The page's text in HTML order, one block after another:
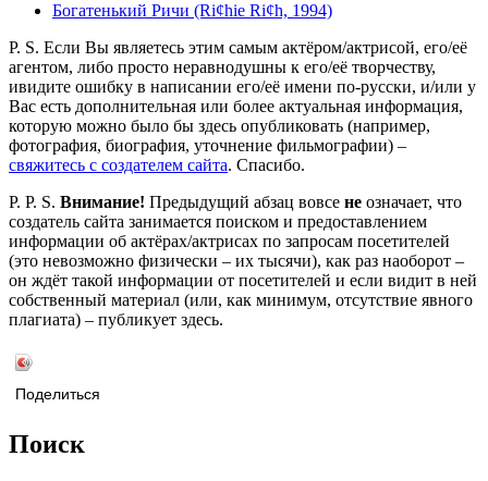
Богатенький Ричи (Ri¢hie Ri¢h, 1994)
P. S. Если Вы являетесь этим самым актёром/актрисой, его/её
агентом, либо просто неравнодушны к его/её творчеству,
ивидите ошибку в написании его/её имени по-русски, и/или у
Вас есть дополнительная или более актуальная информация,
которую можно было бы здесь опубликовать (например,
фотография, биография, уточнение фильмографии) –
свяжитесь с создателем сайта. Спасибо.
P. P. S. Внимание! Предыдущий абзац вовсе не означает, что
создатель сайта занимается поиском и предоставлением
информации об актёрах/актрисах по запросам посетителей
(это невозможно физически – их тысячи), как раз наоборот –
он ждёт такой информации от посетителей и если видит в ней
собственный материал (или, как минимум, отсутствие явного
плагиата) – публикует здесь.
Поделиться
Поиск